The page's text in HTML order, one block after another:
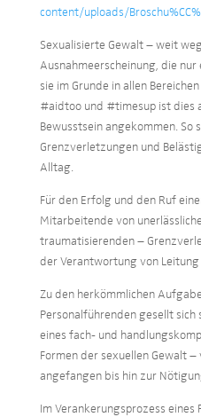
content/uploads/
Sexualisierte Gewalt – weit
Ausnahmeerscheinung, die
sie im Grunde in allen
#aidtoo und #timesup ist dies
Bewusstsein angekommen. So
Grenzverletzungen und
Alltag.
Für den Erfolg und den Ruf
Mitarbeitende von
traumatisierenden –
der Verantwortung von Leitung
Zu den herkömmlichen
Personalführenden gesellt
eines fach- und
Formen der sexuellen Gewalt
angefangen bis hin zur
Im Verankerungsprozess